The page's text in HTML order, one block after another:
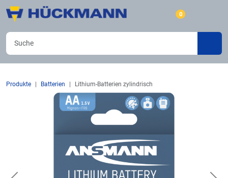
0
Produkte Batterien Lithium-Batterien zylindrisch